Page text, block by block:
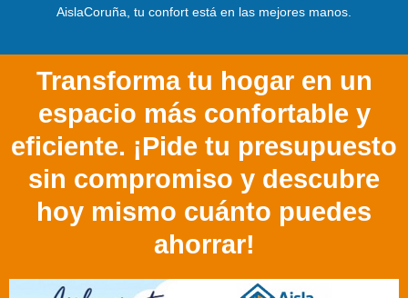
AislaCoruña, tu confort está en las mejores manos.
Transforma tu hogar en un
espacio más confortable y
eficiente. ¡Pide tu presupuesto
sin compromiso y descubre
hoy mismo cuánto puedes
ahorrar!